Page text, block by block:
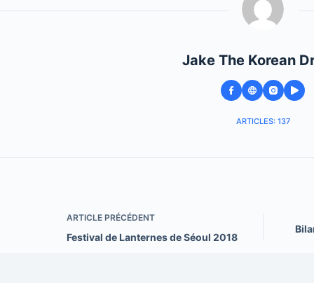
Jake The Korean
ARTICLES: 137
ARTICLE PRÉCÉDENT
Festival de Lanternes de Séoul 2018